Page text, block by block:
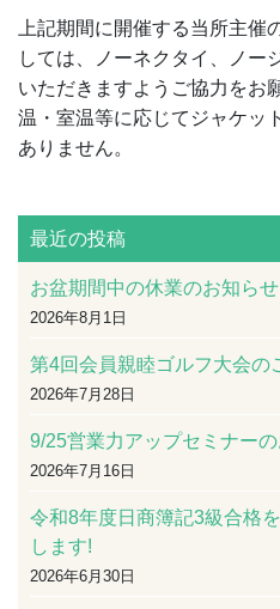
上記期間に開催する当所主催
しては、ノーネクタイ、ノー
いただきますようご協力をお
温・室温等に応じてジャケッ
ありません。
最近の投稿
お盆期間中の休業のお知らせ
2026年8月1日
第4回会員親睦ゴルフ大会の
2026年7月28日
9/25営業力アップセミナー
2026年7月16日
令和8年度日商簿記3級合格
します!
2026年6月30日